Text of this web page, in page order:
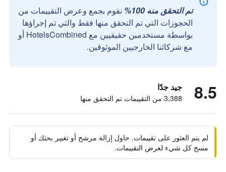
تم التحقق منه 100%
نقوم بجمع وعرض التقييمات من
الحجوزات التي تم التحقق منها فقط والتي تم إجراؤها
بواسطة مستخدمين حقيقيين مع HotelsCombined أو
مع شركائنا الخارجيين الموثوقين.
8.5 جيد جدًا
3,388 من التقييمات تم التحقق منها
لم يتم العثور على تقييمات. حاول إزالة مرشح أو تغيير بحثك أو
مسح كل شيء لعرض التقييمات.